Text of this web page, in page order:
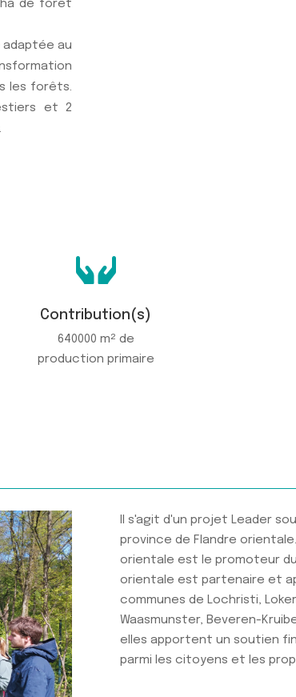
ha de forêt
au
les forêts.
et 2

Contribution(s)
640000 m² de
production primaire
Il s'agit d'un projet Leader
province de Flandre
orientale est le promoteur
orientale est partenaire et
communes de Lochristi,
Waasmunster, Beveren-
elles apportent un soutien
parmi les citoyens et les